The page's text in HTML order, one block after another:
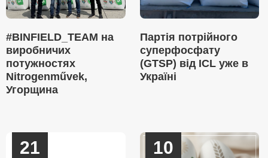
#BINFIELD_TEAM на
виробничих
потужностях
Nitrogenművek,
Угорщина
Партія потрійного
суперфосфату
(GTSP) від ICL уже в
Україні
21 10